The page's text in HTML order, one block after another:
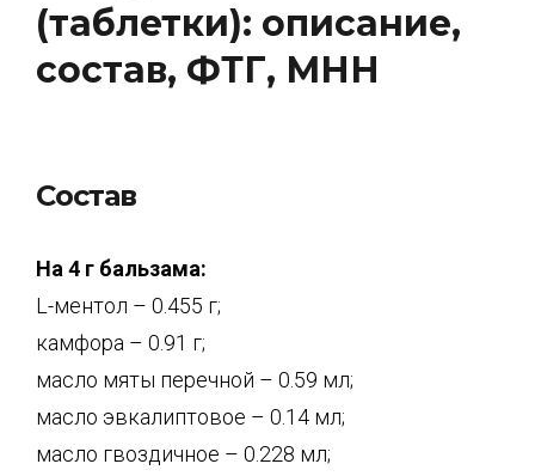
(таблетки): описание,
состав, ФТГ, МНН
Состав
На 4 г бальзама:
L-ментол – 0.455 г;
камфора – 0.91 г;
масло мяты перечной – 0.59 мл;
масло эвкалиптовое – 0.14 мл;
масло гвоздичное – 0.228 мл;